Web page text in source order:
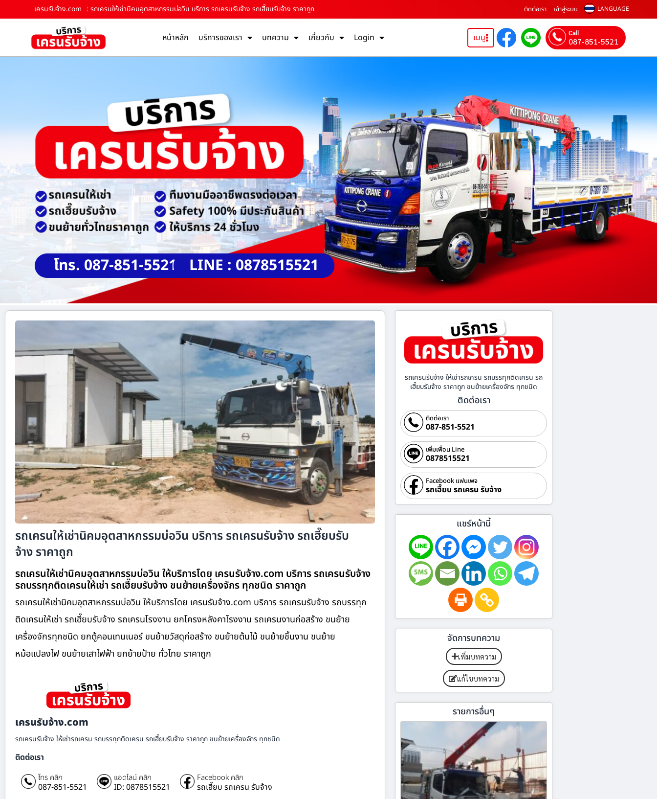
เครนรับจ้าง.com : รถเครนให้เช่านิคมอุตสาหกรรมบ่อวิน บริการ รถเครนรับจ้าง รถเฮี๊ยบรับจ้าง ราคาถูก ติดต่อเรา เข้าสู่ระบบ LANGUAGE
หน้าหลัก บริการของเรา บทความ เกี่ยวกับ Login เมนู Call
087-851-5521
โทร. 087-851-5521 LINE : 0878515521
รถเครนให้เช่านิคมอุตสาหกรรมบ่อวิน บริการ รถเครนรับจ้าง รถเฮี๊ยบรับ
จ้าง ราคาถูก
รถเครนให้เช่านิคมอุตสาหกรรมบ่อวิน ให้บริการโดย เครนรับจ้าง.com บริการ รถเครนรับจ้าง
รถบรรทุกติดเครนให้เช่า รถเฮี๊ยบรับจ้าง ขนย้ายเครื่องจักร ทุกชนิด ราคาถูก
รถเครนให้เช่านิคมอุตสาหกรรมบ่อวิน ให้บริการโดย เครนรับจ้าง.com บริการ รถเครนรับจ้าง รถบรรทุก
ติดเครนให้เช่า รถเฮี๊ยบรับจ้าง รถเครนโรงงาน ยกโครงหลังคาโรงงาน รถเครนงานก่อสร้าง ขนย้าย
เครื่องจักรทุกชนิด ยกตู้คอนเทนเนอร์ ขนย้ายวัสดุก่อสร้าง ขนย้ายต้นไม้ ขนย้ายชิ้นงาน ขนย้าย
หม้อแปลงไฟ ขนย้ายเสาไฟฟ้า ยกย้ายป้าย ทั่วไทย ราคาถูก
เครนรับจ้าง.com
รถเครนรับจ้าง ให้เช่ารถเครน รถบรรทุกติดเครน รถเฮี๊ยบรับจ้าง ราคาถูก ขนย้ายเครื่องจักร ทุกชนิด
ติดต่อเรา
โทร คลิก
087-851-5521
แอดไลน์ คลิก
ID: 0878515521
Facebook คลิก
รถเฮี๊ยบ รถเครน รับจ้าง
รถเครนรับจ้าง ให้เช่ารถเครน รถบรรทุกติดเครน รถ
เฮี๊ยบรับจ้าง ราคาถูก ขนย้ายเครื่องจักร ทุกชนิด
ติดต่อเรา
ติดต่อเรา
087-851-5521
เพิ่มเพื่อน Line
0878515521
Facebook แฟนเพจ
รถเฮี๊ยบ รถเครน รับจ้าง
แชร์หน้านี้
จัดการบทความ
เพิ่มบทความ
แก้ไขบทความ
รายการอื่นๆ